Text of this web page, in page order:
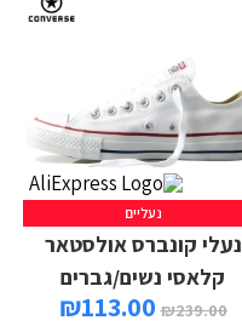
נעליים
נעלי קונברס אולסטאר
קלאסי נשים/גברים
₪239.00
₪113.00